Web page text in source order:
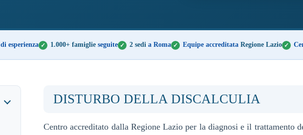
di esperienza 1.000+ famiglie seguite 2 sedi a Roma Equipe accreditata Regione Lazio
DISTURBO DELLA DISCALCULIA
Centro accreditato dalla Regione Lazio per la diagnosi e il trattamento